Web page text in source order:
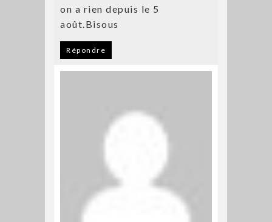
on a rien depuis le 5
août.Bisous
Répondre